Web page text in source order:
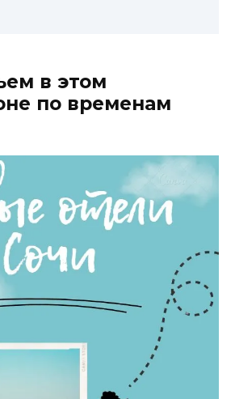
в этом
по временам